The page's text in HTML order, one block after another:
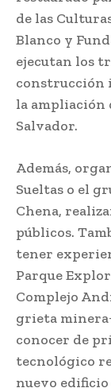
de las
Blanco y
ejecutan los
construcción
la ampliación
Salvador.
Además,
Sueltas o el
Chena,
públicos.
tener
Parque
Complejo
grieta
conocer de
tecnológico
nuevo edificio